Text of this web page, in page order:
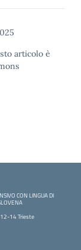
articolo è
CON LINGUA DI
12-14 Trieste
della scuola